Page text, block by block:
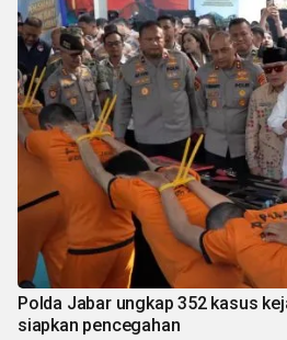
Polda Jabar ungkap 352 kasus
siapkan pencegahan